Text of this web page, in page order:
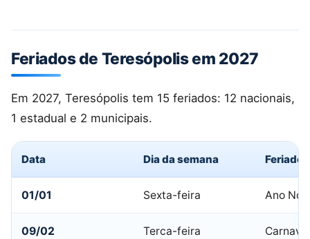
Feriados de Teresópolis em 2027
Em 2027, Teresópolis tem 15 feriados: 12 nacionais,
1 estadual e 2 municipais.
Data Dia da semana Feriado
01/01 Sexta-feira Ano
09/02 Terca-feira